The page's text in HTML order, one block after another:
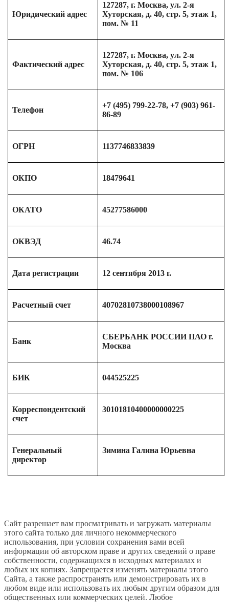
Юридический адрес
127287, г. Москва, ул. 2-я
Хуторская, д. 40, стр. 5, этаж 1,
пом. № 11
Фактический адрес
127287, г. Москва, ул. 2-я
Хуторская, д. 40, стр. 5, этаж 1,
пом. № 106
Телефон
+7 (495) 799-22-78, +7 (903) 961-
86-89
ОГРН 1137746833839
ОКПО 18479641
ОКАТО 45277586000
ОКВЭД 46.74
Дата регистрации 12 сентября 2013 г.
Расчетный счет 40702810738000108967
Банк
СБЕРБАНК РОССИИ ПАО г.
Москва
БИК 044525225
Корреспондентский
счет
30101810400000000225
Генеральный
директор
Зимина Галина Юрьевна
Сайт разрешает вам просматривать и загружать материалы
этого сайта только для личного некоммерческого
использования, при условии сохранения вами всей
информации об авторском праве и других сведений о праве
собственности, содержащихся в исходных материалах и
любых их копиях. Запрещается изменять материалы этого
Сайта, а также распространять или демонстрировать их в
любом виде или использовать их любым другим образом для
общественных или коммерческих целей. Любое